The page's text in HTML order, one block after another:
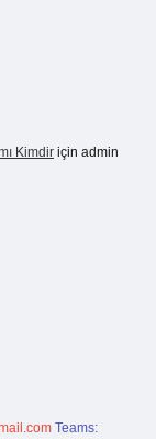
Kimdir için admin
Teams: